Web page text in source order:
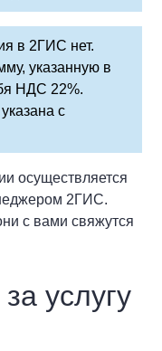
в 2ГИС нет.
указанную в
НДС 22%.
с
осуществляется
2ГИС.
с вами свяжутся
услугу